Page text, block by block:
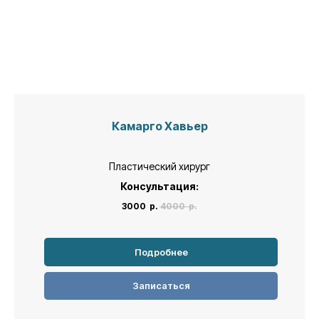
Камарго Хавьер
Пластический хирург
Консультация:
3000 р. 4000 р.
Подробнее
Записаться